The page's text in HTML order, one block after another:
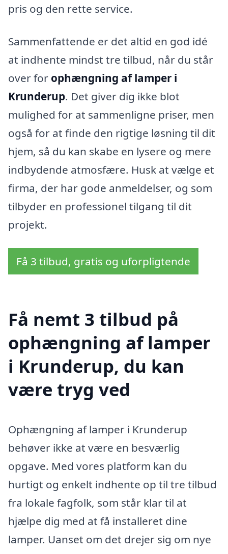
pris og den rette service.
Sammenfattende er det altid en god idé
at indhente mindst tre tilbud, når du står
over for ophængning af lamper i
Krunderup. Det giver dig ikke blot
mulighed for at sammenligne priser, men
også for at finde den rigtige løsning til dit
hjem, så du kan skabe en lysere og mere
indbydende atmosfære. Husk at vælge et
firma, der har gode anmeldelser, og som
tilbyder en professionel tilgang til dit
projekt.
Få 3 tilbud, gratis og uforpligtende
Få nemt 3 tilbud på
ophængning af lamper
i Krunderup, du kan
være tryg ved
Ophængning af lamper i Krunderup
behøver ikke at være en besværlig
opgave. Med vores platform kan du
hurtigt og enkelt indhente op til tre tilbud
fra lokale fagfolk, som står klar til at
hjælpe dig med at få installeret dine
lamper. Uanset om det drejer sig om nye